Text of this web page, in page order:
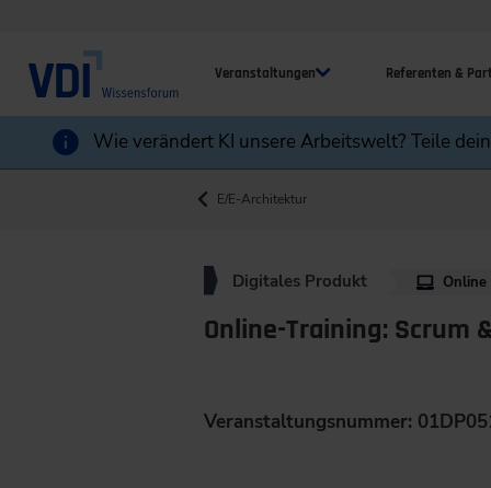
Veranstaltungen Referenten &
Wie verändert KI unsere Arbeitswelt? Teile
E/E-Architektur
Digitales Produkt Online
Online-Training: Scrum
Veranstaltungsnummer: